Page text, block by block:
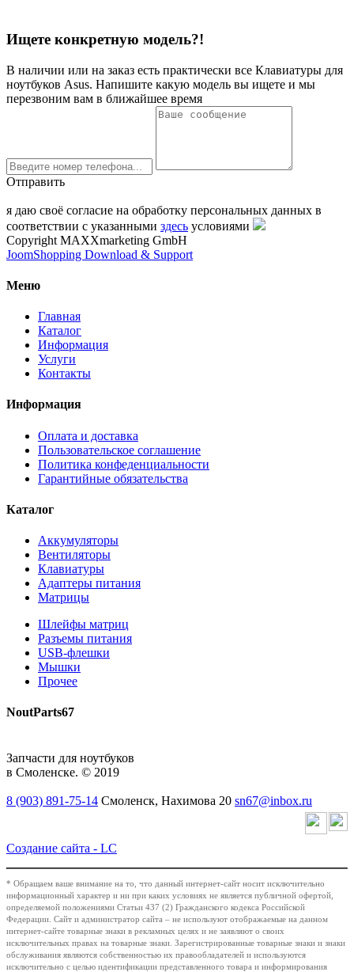
Ищете конкретную модель?!
В наличии или на заказ есть практически все Клавиатуры для
ноутбуков Asus. Напишите какую модель вы ищете и мы
перезвоним вам в ближайшее время
Отправить
я даю своё согласие на обработку персональных данных в
соответствии с указанными здесь условиями
Copyright MAXXmarketing GmbH
JoomShopping Download & Support
Меню
Главная
Каталог
Информация
Услуги
Контакты
Информация
Оплата и доставка
Пользовательское соглашение
Политика конфеденциальности
Гарантийные обязательства
Каталог
Аккумуляторы
Вентиляторы
Клавиатуры
Адаптеры питания
Матрицы
Шлейфы матриц
Разъемы питания
USB-флешки
Мышки
Прочее
NoutParts67
Запчасти для ноутбуков
в Смоленске. © 2019
8 (903) 891-75-14 Смоленск, Нахимова 20 sn67@inbox.ru
Создание сайта - LC
* Обращаем ваше внимание на то, что данный интернет-сайт носит исключительно
информационный характер и ни при каких условиях не является публичной офертой,
определяемой положениями Статьи 437 (2) Гражданского кодекса Российской
Федерации. Сайт и администратор сайта – не используют отображаемые на данном
интернет-сайте товарные знаки в рекламных целях и не заявляют о своих
исключительных правах на товарные знаки. Зарегистрированные товарные знаки и знаки
обслуживания являются собственностью их правообладателей и используются
исключительно с целью идентификации представленного товара и информирования